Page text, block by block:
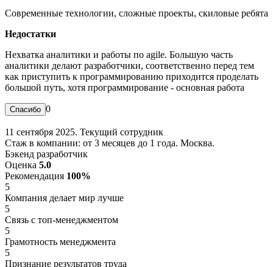
Современные технологии, сложные проекты, скиловые ребята
Недостатки
Нехватка аналитики и работы по agile. Большую часть
аналитики делают разработчики, соответственно перед тем
как приступить к программированию приходится проделать
большой путь, хотя программирование - основная работа
0
11 сентября 2025. Текущий сотрудник
Стаж в компании: от 3 месяцев до 1 года. Москва.
Бэкенд разработчик
Оценка 5.0
Рекомендация 100%
5
Компания делает мир лучше
5
Связь с топ-менеджментом
5
Грамотность менеджмента
5
Признание результатов труда